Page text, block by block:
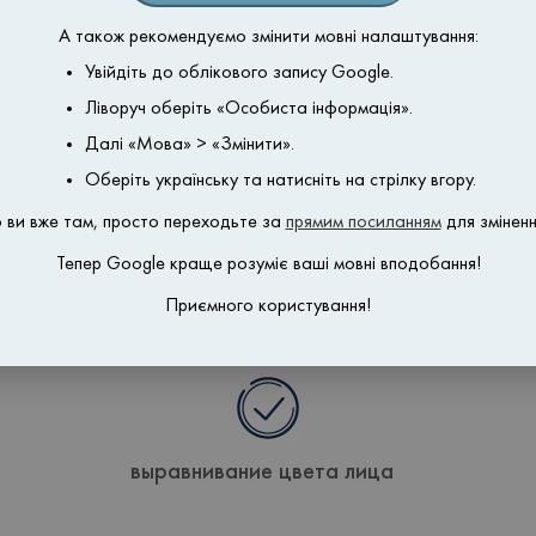
химического
выравнивание цвета лица
А також рекомендуємо змінити мовні налаштування:
Увійдіть до облікового запису Google.
Ліворуч оберіть «Особиста інформація».
Далі «Мова» > «Змінити».
Оберіть українську та натисніть на стрілку вгору.
вже там, просто переходьте за прямим посиланнямдля
Тепер Google краще розуміє ваші мовні вподобання!
Приємного користування!